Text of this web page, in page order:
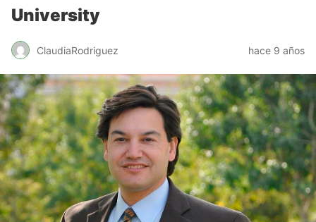
University
ClaudiaRodriguez hace 9 años